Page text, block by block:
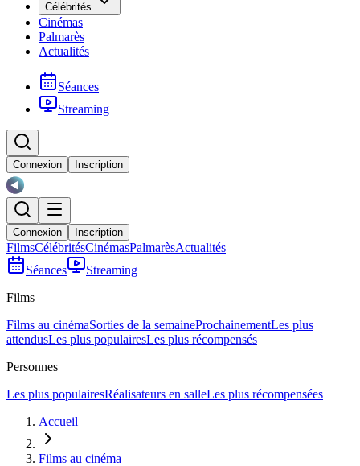
Célébrités
Cinémas
Palmarès
Actualités
Séances
Streaming
Connexion Inscription
Connexion Inscription
FilmsCélébritésCinémasPalmarèsActualités
Séances
Streaming
Films
Films au cinémaSorties de la semaineProchainementLes plus
attendusLes plus populairesLes plus récompensés
Personnes
Les plus populairesRéalisateurs en salleLes plus récompensées
Accueil
Films au cinéma